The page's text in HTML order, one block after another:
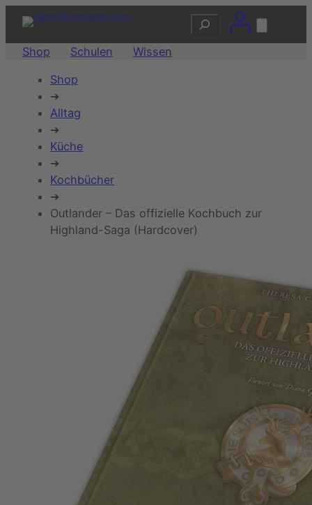
Suchen
Shop Schulen Wissen
Shop
➔
Alltag
➔
Küche
➔
Kochbücher
➔
Outlander – Das offizielle Kochbuch zur
Highland-Saga (Hardcover)